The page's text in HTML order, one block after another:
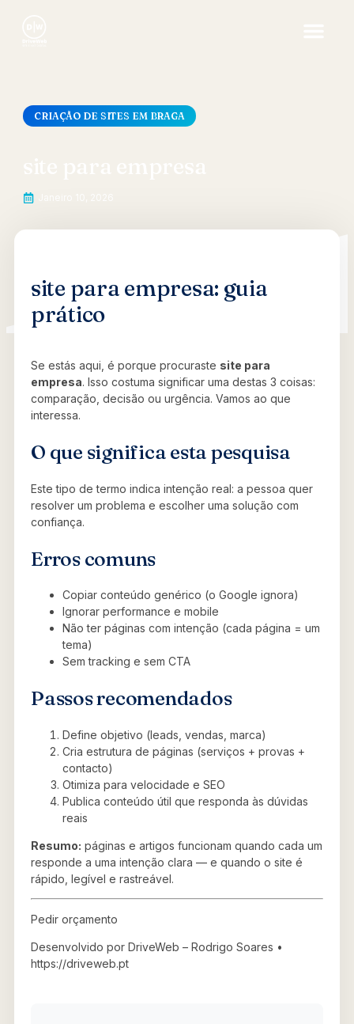
CRIAÇÃO DE SITES EM BRAGA
site para empresa: guia
prático
Se estás aqui, é porque procuraste site para
empresa. Isso costuma significar uma destas 3 coisas:
comparação, decisão ou urgência. Vamos ao que
interessa.
O que significa esta pesquisa
Este tipo de termo indica intenção real: a pessoa quer
resolver um problema e escolher uma solução com
confiança.
Erros comuns
Copiar conteúdo genérico (o Google ignora)
Ignorar performance e mobile
Não ter páginas com intenção (cada página = um
tema)
Sem tracking e sem CTA
Passos recomendados
Define objetivo (leads, vendas, marca)
Cria estrutura de páginas (serviços + provas +
contacto)
Otimiza para velocidade e SEO
Publica conteúdo útil que responda às dúvidas
reais
Resumo: páginas e artigos funcionam quando cada um
responde a uma intenção clara — e quando o site é
rápido, legível e rastreável.
Pedir orçamento
Desenvolvido por DriveWeb – Rodrigo Soares •
https://driveweb.pt